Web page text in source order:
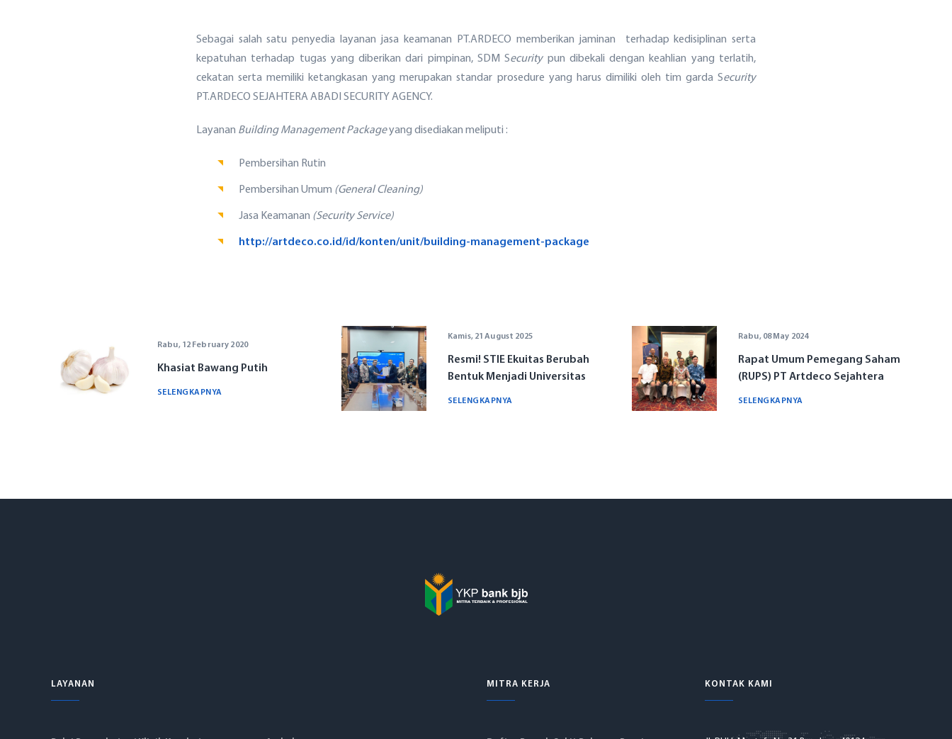
Sebagai salah satu penyedia layanan jasa keamanan PT.ARDECO memberikan jaminan terhadap kedisiplinan serta
kepatuhan terhadap tugas yang diberikan dari pimpinan, SDM Securitypun dibekali dengan keahlian yang terlatih,
cekatan serta memiliki ketangkasan yang merupakan standar prosedure yang harus dimiliki oleh tim garda Security
PT.ARDECO SEJAHTERA ABADI SECURITY AGENCY.
Layanan Building Management Packageyang disediakan meliputi :
Pembersihan Rutin
Pembersihan Umum (General Cleaning)
Jasa Keamanan (Security Service)
http://artdeco.co.id/id/konten/unit/building-management-package
Rabu, 12 February 2020
Khasiat Bawang Putih
SELENGKAPNYA
Kamis, 21 August 2025
Resmi! STIE Ekuitas Berubah
Bentuk Menjadi Universitas
SELENGKAPNYA
Rabu, 08 May 2024
Rapat Umum Pemegang Saham
(RUPS) PT Artdeco Sejahtera
SELENGKAPNYA
LAYANAN MITRA KERJA KONTAK KAMI